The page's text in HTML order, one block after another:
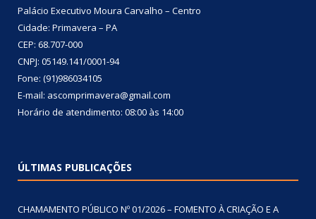
Palácio Executivo Moura Carvalho – Centro
Cidade: Primavera – PA
CEP: 68.707-000
CNPJ: 05149.141/0001-94
Fone: (91)986034105
E-mail: ascomprimavera@gmail.com
Horário de atendimento: 08:00 às 14:00
ÚLTIMAS PUBLICAÇÕES
CHAMAMENTO PÚBLICO Nº 01/2026 – FOMENTO À CRIAÇÃO E A